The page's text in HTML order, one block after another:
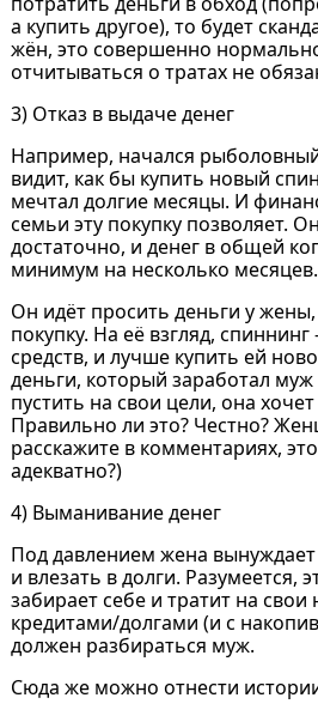
а купить другое), то будет
жён, это совершенно
отчитываться о тратах не
3) Отказ в выдаче денег
Например, начался
видит, как бы купить новый
мечтал долгие месяцы. И
семьи эту покупку позволяет.
достаточно, и денег в общей
минимум на несколько месяцев.
Он идёт просить деньги у
покупку. На её взгляд, спиннинг
средств, и лучше купить ей
деньги, который заработал
пустить на свои цели, она
Правильно ли это? Честно?
расскажите в комментариях,
адекватно?)
4) Выманивание денег
Под давлением жена
и влезать в долги. Разумеется,
забирает себе и тратит на свои
кредитами/долгами (и с
должен разбираться муж.
Сюда же можно отнести